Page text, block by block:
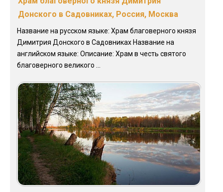
Донского в Садовниках, Россия, Москва
Название на русском языке: Храм благоверного князя
Димитрия Донского в Садовниках Название на
английском языке: Описание: Храм в честь святого
благоверного великого ...